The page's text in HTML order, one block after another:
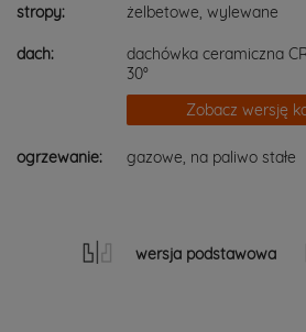
stropy: żelbetowe, wylewane
dach:
dachówka ceramiczna
30°
Zobacz wersję
ogrzewanie: gazowe, na paliwo stałe
wersja podstawowa